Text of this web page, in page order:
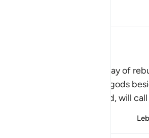
This is another call by way of
who worshipped other gods
Lord, may He be exalted, will call